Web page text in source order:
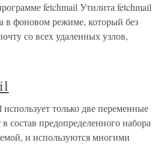
fetchmail Утилита fetchmail
в фоновом режиме, который без
со всех удаленных узлов,
только две переменные
предопределенного набора
и используются многими